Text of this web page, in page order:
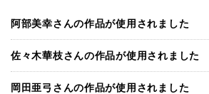
阿部美幸さんの作品が使用されました
佐々木華枝さんの作品が使用されました
岡田亜弓さんの作品が使用されました